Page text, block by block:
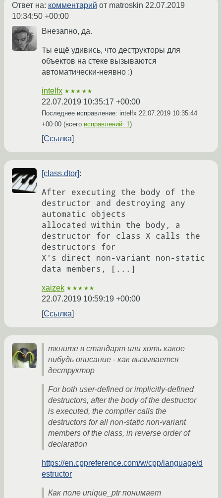
Ответ на: комментарий от matroskin 22.07.2019
10:34:50 +00:00
Внезапно, да.
Ты ещё удивись, что деструкторы для
объектов на стеке вызываются
автоматически-неявно :)
intelfx ★★★★★
22.07.2019 10:35:17 +00:00
Последнее исправление: intelfx 22.07.2019 10:35:44
+00:00 (всего исправлений: 1)
Ссылка
[class.dtor]:
After executing the body of the
destructor and destroying any
automatic objects
allocated within the body, a
destructor for class X calls the
destructors for
X's direct non-variant non-static
xaizek ★★★★★
22.07.2019 10:59:19 +00:00
Ссылка
ткните в стандарт или хоть какое
нибудь описание - как вызывается
деструктор
For both user-defined or implicitly-defined
destructors, after the body of the destructor
is executed, the compiler calls the
destructors for all non-static non-variant
members of the class, in reverse order of
declaration
https://en.cppreference.com/w/cpp/language/d
estructor
Как поле unique_ptr понимает